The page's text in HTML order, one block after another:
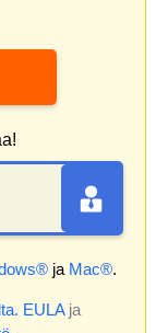
ja Mac®.
EULAja